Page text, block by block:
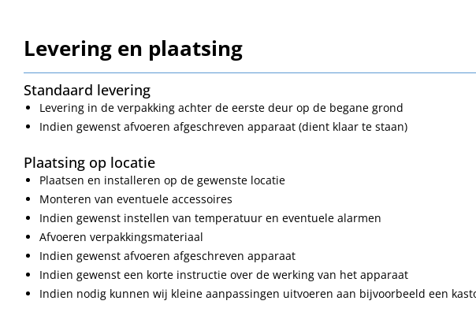
Levering en plaatsing
Standaard levering
Levering in de verpakking achter de eerste deur op de begane grond
Indien gewenst afvoeren afgeschreven apparaat (dient klaar te staan)
Plaatsing op locatie
Plaatsen en installeren op de gewenste locatie
Monteren van eventuele accessoires
Indien gewenst instellen van temperatuur en eventuele alarmen
Afvoeren verpakkingsmateriaal
Indien gewenst afvoeren afgeschreven apparaat
Indien gewenst een korte instructie over de werking van het apparaat
Indien nodig kunnen wij kleine aanpassingen uitvoeren aan bijvoorbeeld een